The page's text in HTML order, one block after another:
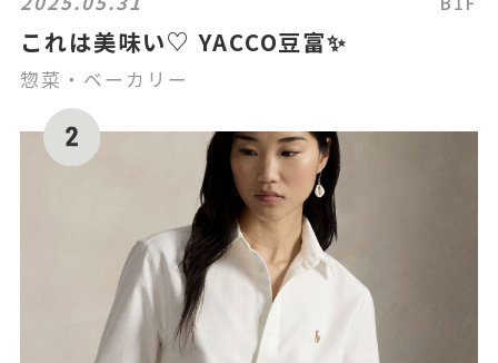
これは美味い♡ YACCO豆富✨
惣菜・ベーカリー